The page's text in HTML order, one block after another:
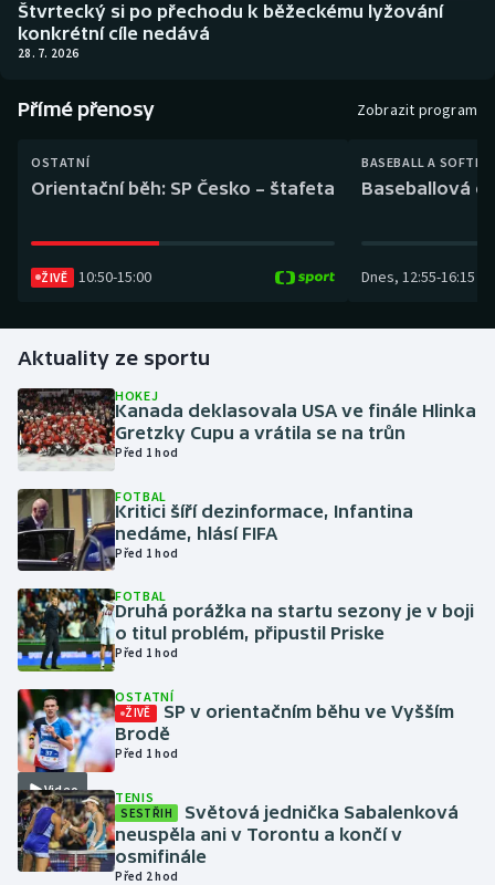
Boby a skeleton
Dostihy
Futsal
Gymnastika
Házená
Jezdectví
Judo
Krasobruslení
Lezení
Lyže a snowboard
Moderní pětiboj
Motorsport
Olympijské hry
AZ kvíz
Štvrtecký si po přechodu k běžeckému lyžování
konkrétní cíle nedává
28. 7. 2026
Přímé přenosy Zobrazit program
OSTATNÍ
Orientační běh: SP Česko – štafeta
ŽIVĚ 10:50-15:00
BASEBALL A
Baseballová
Dnes, 12:55-16:15
Aktuality ze sportu
HOKEJ
Kanada deklasovala USA ve finále Hlinka
Gretzky Cupu a vrátila se na trůn
Před 1 hod
FOTBAL
Kritici šíří dezinformace, Infantina
nedáme, hlásí FIFA
Před 1 hod
FOTBAL
Druhá porážka na startu sezony je v boji
o titul problém, připustil Priske
Před 1 hod
Video
OSTATNÍ
ŽIVĚ
SP v orientačním běhu ve Vyšším
Brodě
Před 1 hod
TENIS
SESTŘIH
Světová jednička Sabalenková
neuspěla ani v Torontu a končí v
osmifinále
Před 2 hod